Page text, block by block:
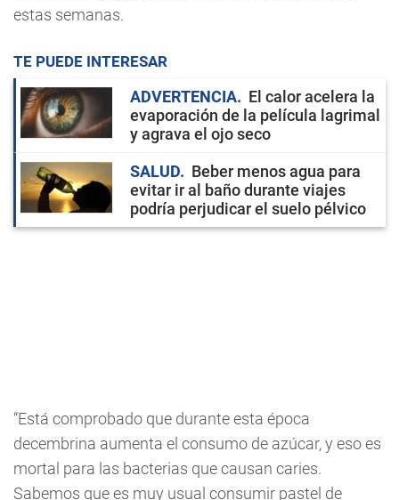
estas semanas.
TE PUEDE INTERESAR
ADVERTENCIA
El calor acelera la
evaporación de la película lagrimal
y agrava el ojo seco
SALUD
Beber menos agua para
evitar ir al baño durante viajes
podría perjudicar el suelo pélvico
“Está comprobado que durante esta época
decembrina aumenta el consumo de azúcar, y eso es
mortal para las bacterias que causan caries.
Sabemos que es muy usual consumir pastel de